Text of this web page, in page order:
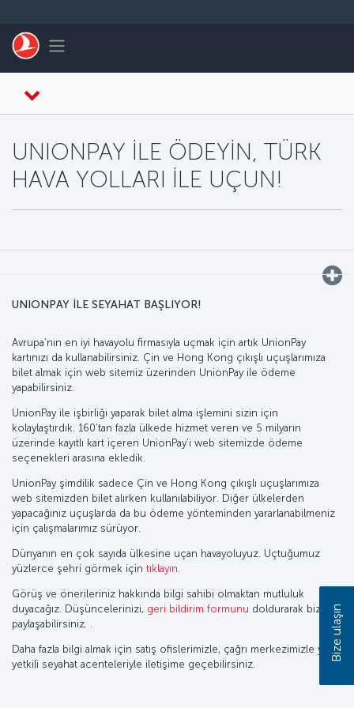
Toggle navigation
UNIONPAY İLE ÖDEYİN, TÜRK
HAVA YOLLARI İLE UÇUN!
UNIONPAY İLE SEYAHAT BAŞLIYOR!
Avrupa’nın en iyi havayolu firmasıyla uçmak için artık UnionPay
kartınızı da kullanabilirsiniz. Çin ve Hong Kong çıkışlı uçuşlarımıza
bilet almak için web sitemiz üzerinden UnionPay ile ödeme
yapabilirsiniz.
UnionPay ile işbirliği yaparak bilet alma işlemini sizin için
kolaylaştırdık. 160’tan fazla ülkede hizmet veren ve 5 milyarın
üzerinde kayıtlı kart içeren UnionPay’i web sitemizde ödeme
seçenekleri arasına ekledik.
UnionPay şimdilik sadece Çin ve Hong Kong çıkışlı uçuşlarımıza
web sitemizden bilet alırken kullanılabiliyor. Diğer ülkelerden
yapacağınız uçuşlarda da bu ödeme yönteminden yararlanabilmeniz
için çalışmalarımız sürüyor.
Dünyanın en çok sayıda ülkesine uçan havayoluyuz. Uçtuğumuz
yüzlerce şehri görmek için tıklayın
Görüş ve önerileriniz hakkında bilgi sahibi olmaktan mutluluk
duyacağız. Düşüncelerinizi, geri bildirim formunu doldurarak bizimle
paylaşabilirsiniz. .
Daha fazla bilgi almak için satış ofislerimizle, çağrı merkezimizle ya da
yetkili seyahat acenteleriyle iletişime geçebilirsiniz.
Bize ulaşın